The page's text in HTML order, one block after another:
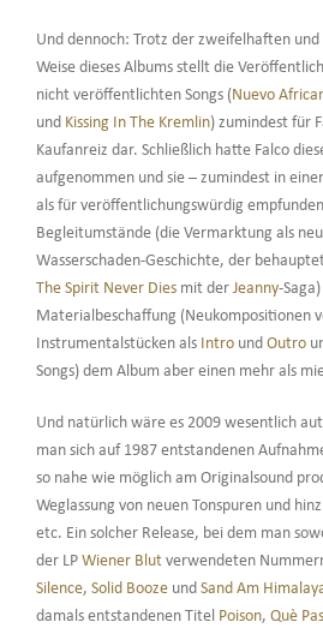
Und dennoch: Trotz der zweifelhaften
Weise dieses Albums stellt die
nicht veröffentlichten Songs (Nuevo
und Kissing In The Kremlin) zumindest für
Kaufanreiz dar. Schließlich hatte Falco
aufgenommen und sie – zumindest in
als für veröffentlichungswürdig
Begleitumstände (die Vermarktung als
Wasserschaden-Geschichte, der
The Spirit Never Diesmit der Jeanny-
Materialbeschaffung (Neukompositionen
Instrumentalstücken als Intround Outro
Songs) dem Album aber einen mehr als
Und natürlich wäre es 2009 wesentlich
man sich auf 1987 entstandenen
so nahe wie möglich am Originalsound
Weglassung von neuen Tonspuren und
etc. Ein solcher Release, bei dem man
der LP Wiener Blutverwendeten
Silence, Solid Boozeund Sand Am
damals entstandenen Titel Poison, Què